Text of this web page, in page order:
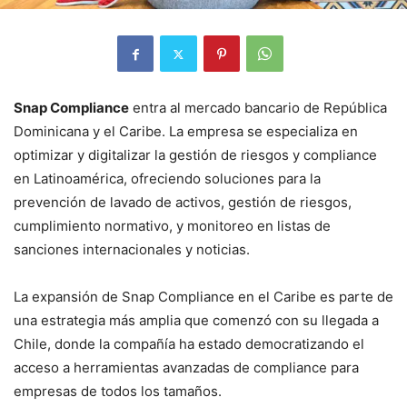
Snap Compliance entra al mercado bancario de República
Dominicana y el Caribe. La empresa se especializa en
optimizar y digitalizar la gestión de riesgos y compliance
en Latinoamérica, ofreciendo soluciones para la
prevención de lavado de activos, gestión de riesgos,
cumplimiento normativo, y monitoreo en listas de
sanciones internacionales y noticias.
La expansión de Snap Compliance en el Caribe es parte de
una estrategia más amplia que comenzó con su llegada a
Chile, donde la compañía ha estado democratizando el
acceso a herramientas avanzadas de compliance para
empresas de todos los tamaños.